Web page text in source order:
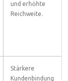
und erhöhte
Reichweite.
Stärkere
Kundenbindung